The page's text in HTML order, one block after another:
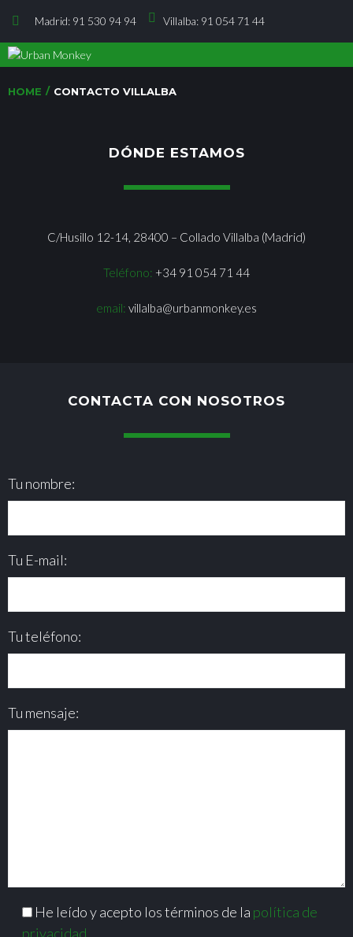
Madrid: 91 530 94 94 Villalba: 91 054 71 44
HOME / CONTACTO VILLALBA
DÓNDE ESTAMOS
C/Husillo 12-14, 28400 – Collado Villalba (Madrid)
Teléfono: +34 91 054 71 44
email: villalba@urbanmonkey.es
CONTACTA CON NOSOTROS
Tu nombre:
Tu E-mail:
Tu teléfono:
Tu mensaje:
He leído y acepto los términos de la política de
privacidad